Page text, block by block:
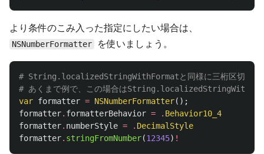
より条件のこみ入った指定にしたい場合は、
NSNumberFormatter を使いましょう。
# String.localizedStringWithFormatと同様に三桁区切りな
# あくまで例で、この場合は
var formatter = NSNumberFormatter();
formatter. formatterBehavior = . Behavior10_4
formatter. numberStyle = . DecimalStyle
formatter. stringFromNumber(12345) !